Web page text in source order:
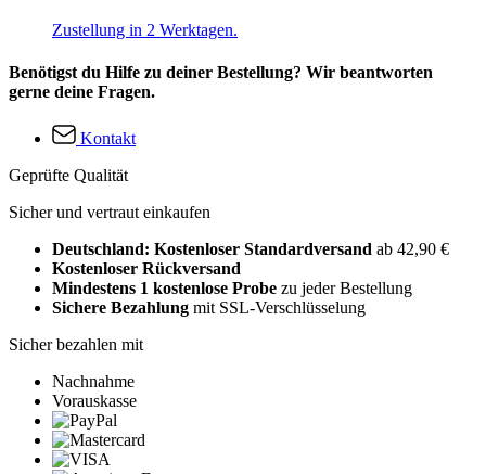
Zustellung in 2 Werktagen.
Benötigst du Hilfe zu deiner Bestellung? Wir beantworten
gerne deine Fragen.
Kontakt
Geprüfte Qualität
Sicher und vertraut einkaufen
Deutschland: Kostenloser Standardversand ab 42,90 €
Kostenloser Rückversand
Mindestens 1 kostenlose Probe zu jeder Bestellung
Sichere Bezahlung mit SSL-Verschlüsselung
Sicher bezahlen mit
Nachnahme
Vorauskasse